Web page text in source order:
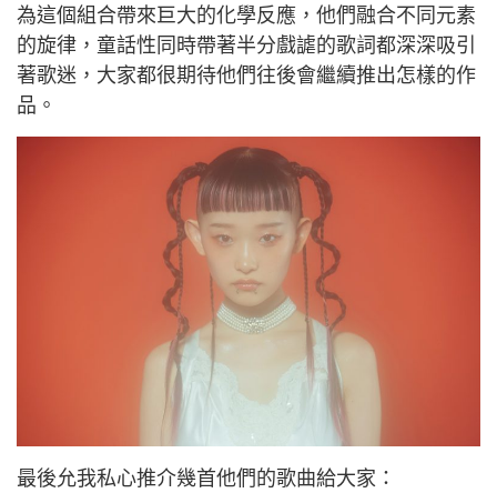
為這個組合帶來巨大的化學反應，他們融合不同元素
的旋律，童話性同時帶著半分戲謔的歌詞都深深吸引
著歌迷，大家都很期待他們往後會繼續推出怎樣的作
品。
最後允我私心推介幾首他們的歌曲給大家：